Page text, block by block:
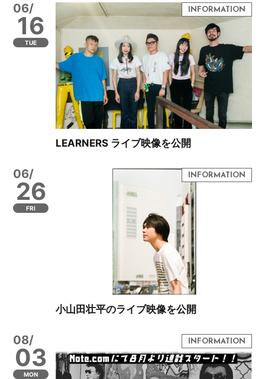
06/
16
TUE
LEARNERS ライブ映像を公開
06/
26
FRI
小山田壮平のライブ映像を公開
08/
03
MON